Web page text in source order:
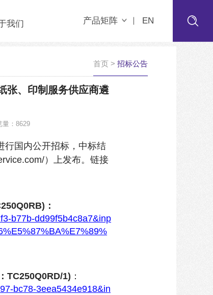
我们 产品矩阵 EN
首页 > 招标公告
张、印制服务供应商遴
量：8629
行国内公开招标，中标结
）上发布。链接
：
b77b-dd99f5b4c8a7&inp
TC250Q0RD/1) ：
bc78-3eea5434e918&in